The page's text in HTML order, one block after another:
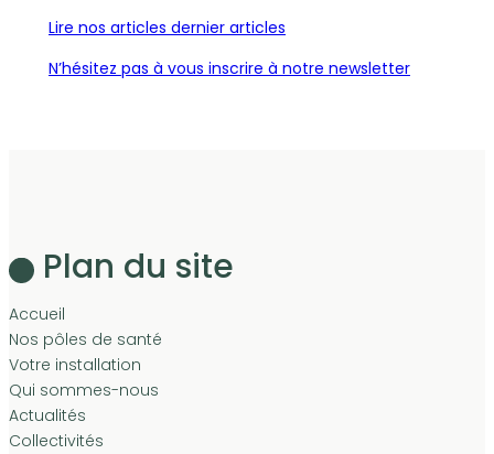
Lire nos articles dernier articles
N’hésitez pas à vous inscrire à notre newsletter
Plan du site
Accueil
Nos pôles de santé
Votre installation
Qui sommes-nous
Actualités
Collectivités